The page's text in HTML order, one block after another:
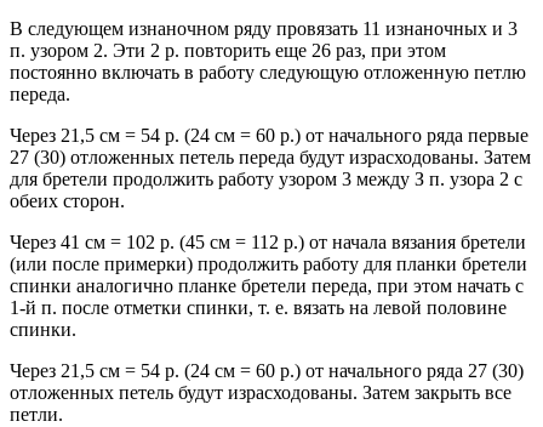
В следующем изнаночном ряду провязать 11 изнаночных и 3
п. узором 2. Эти 2 р. повторить еще 26 раз, при этом
постоянно включать в работу следующую отложенную петлю
переда.
Через 21,5 см = 54 р. (24 см = 60 р.) от начального ряда первые
27 (30) отложенных петель переда будут израсходованы. Затем
для бретели продолжить работу узором 3 между З п. узора 2 с
обеих сторон.
Через 41 см = 102 р. (45 см = 112 р.) от начала вязания бретели
(или после примерки) продолжить работу для планки бретели
спинки аналогично планке бретели переда, при этом начать с
1-й п. после отметки спинки, т. е. вязать на левой половине
спинки.
Через 21,5 см = 54 р. (24 см = 60 р.) от начального ряда 27 (30)
отложенных петель будут израсходованы. Затем закрыть все
петли.